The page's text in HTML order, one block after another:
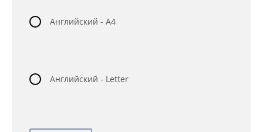
Английский - A4
Английский - Letter